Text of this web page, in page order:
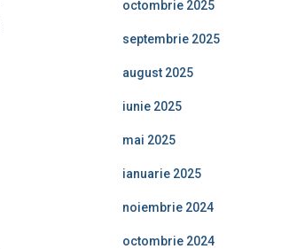
octombrie 2025
septembrie 2025
august 2025
iunie 2025
mai 2025
ianuarie 2025
noiembrie 2024
octombrie 2024